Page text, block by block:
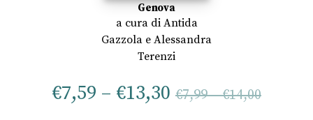
Genova
a cura di Antida
Gazzola e Alessandra
Terenzi
€7,59 – €13,30 €7,99–€14,00